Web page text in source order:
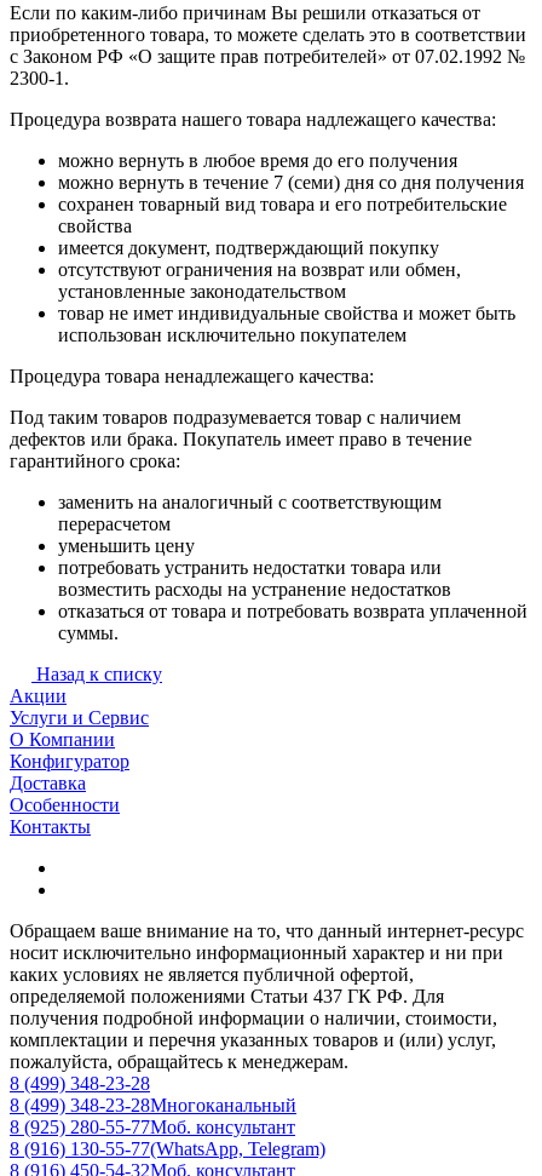
Если по каким-либо причинам Вы решили отказаться от
приобретенного товара, то можете сделать это в соответствии
с Законом РФ «О защите прав потребителей» от 07.02.1992 №
2300-1.
Процедура возврата нашего товара надлежащего качества:
можно вернуть в любое время до его получения
можно вернуть в течение 7 (семи) дня со дня получения
сохранен товарный вид товара и его потребительские
свойства
имеется документ, подтверждающий покупку
отсутствуют ограничения на возврат или обмен,
установленные законодательством
товар не имет индивидуальные свойства и может быть
использован исключительно покупателем
Процедура товара ненадлежащего качества:
Под таким товаров подразумевается товар с наличием
дефектов или брака. Покупатель имеет право в течение
гарантийного срока:
заменить на аналогичный с соответствующим
перерасчетом
уменьшить цену
потребовать устранить недостатки товара или
возместить расходы на устранение недостатков
отказаться от товара и потребовать возврата уплаченной
суммы.
Назад к списку
Акции
Услуги и Сервис
О Компании
Конфигуратор
Доставка
Особенности
Контакты
Обращаем ваше внимание на то, что данный интернет-ресурс
носит исключительно информационный характер и ни при
каких условиях не является публичной офертой,
определяемой положениями Статьи 437 ГК РФ. Для
получения подробной информации о наличии, стоимости,
комплектации и перечня указанных товаров и (или) услуг,
пожалуйста, обращайтесь к менеджерам.
8 (499) 348-23-28
8 (499) 348-23-28Многоканальный
8 (925) 280-55-77Моб. консультант
8 (916) 130-55-77(WhatsApp, Telegram)
8 (916) 450-54-32Моб. консультант